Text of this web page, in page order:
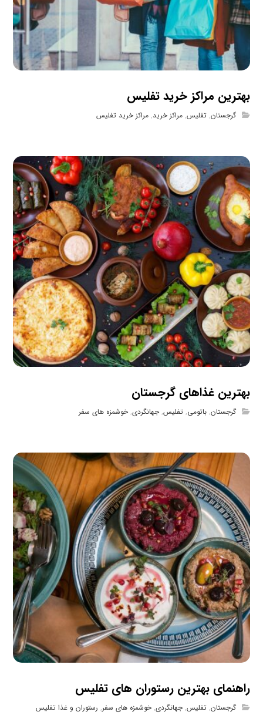
بهترین مراکز خرید تفلیس
گرجستان,تفلیس,مراکز خرید,مراکز خرید تفلیس
بهترین غذاهای گرجستان
گرجستان,باتومی,تفلیس,جهانگردی,خوشمزه های سفر
راهنمای بهترین رستوران های تفلیس
گرجستان,تفلیس,جهانگردی,خوشمزه های سفر, رستوران و غذا تفلیس